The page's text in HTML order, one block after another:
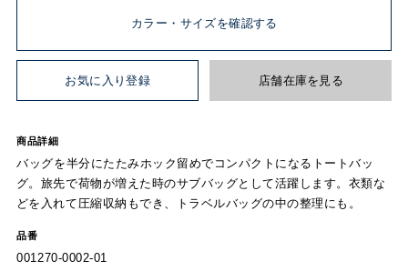
カラー・サイズを確認する
お気に入り登録 店舗在庫を見る
商品詳細
バッグを半分にたたみホック留めでコンパクトになるトートバッ
グ。旅先で荷物が増えた時のサブバッグとして活躍します。衣類な
どを入れて圧縮収納もでき、トラベルバッグの中の整理にも。
品番
001270-0002-01